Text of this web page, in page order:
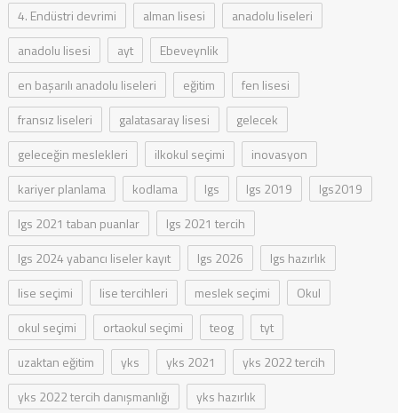
4. Endüstri devrimi alman lisesi
anadolu liseleri
anadolu lisesi
ayt
Ebeveynlik
en başarılı anadolu liseleri
eğitim
fen lisesi
fransız liseleri
galatasaray lisesi
gelecek
geleceğin meslekleri
ilkokul seçimi
inovasyon
kariyer planlama
kodlama lgs lgs 2019
lgs2019
lgs 2021 taban puanlar
lgs 2021 tercih
lgs 2024 yabancı liseler kayıt
lgs 2026
lgs hazırlık
lise seçimi
lise tercihleri meslek seçimi
Okul
okul seçimi
ortaokul seçimi teog
tyt
uzaktan eğitim
yks yks 2021
yks 2022 tercih
yks 2022 tercih danışmanlığı
yks hazırlık